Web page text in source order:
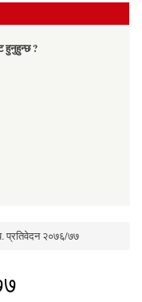
हुनुहुन्छ ?
प्रतिवेदन २०७६/७७